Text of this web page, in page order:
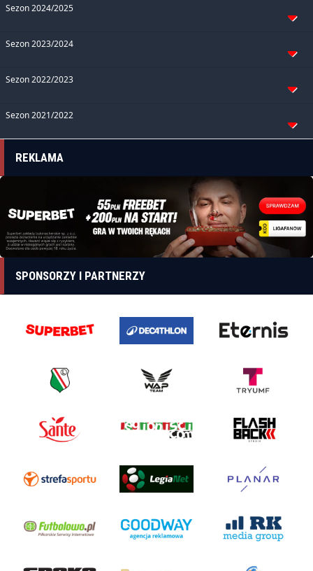
Sezon 2024/2025
Sezon 2023/2024
Sezon 2022/2023
Sezon 2021/2022
REKLAMA
SPONSORZY I PARTNERZY